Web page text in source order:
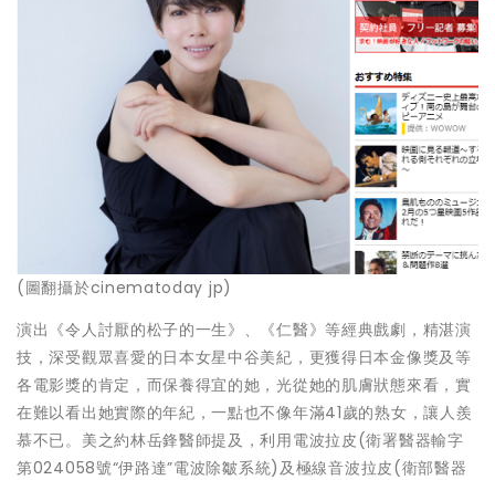
(圖翻攝於cinematoday jp)
演出《令人討厭的松子的一生》、《仁醫》等經典戲劇，精湛演
技，深受觀眾喜愛的日本女星中谷美紀，更獲得日本金像獎及等
各電影獎的肯定，而保養得宜的她，光從她的肌膚狀態來看，實
在難以看出她實際的年紀，一點也不像年滿41歲的熟女，讓人羨
慕不已。美之約林岳鋒醫師提及，利用電波拉皮(衛署醫器輸字
第024058號“伊路達”電波除皺系統)及極線音波拉皮(衛部醫器